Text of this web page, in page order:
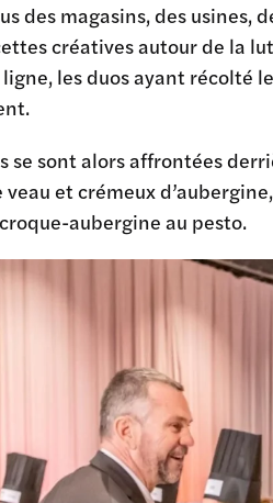
des magasins, des
créatives autour de la
les duos ayant récolté
se sont alors affrontées
et crémeux
aubergine au pesto.